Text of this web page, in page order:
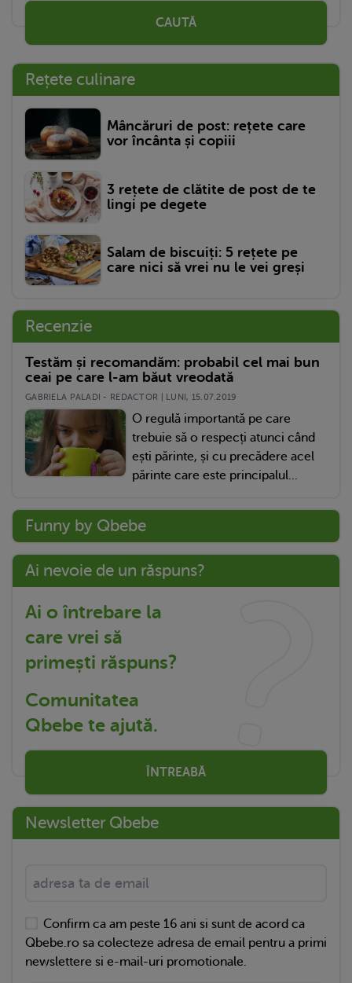
CAUTĂ
Rețete culinare
Mâncăruri de post: rețete care
vor încânta și copiii
3 rețete de clătite de post de te
lingi pe degete
Salam de biscuiți: 5 rețete pe
care nici să vrei nu le vei greși
Recenzie
Testăm și recomandăm: probabil cel mai bun
ceai pe care l-am băut vreodată
GABRIELA PALADI - REDACTOR | LUNI, 15.07.2019
O regulă importantă pe care
trebuie să o respecți atunci când
ești părinte, și cu precădere acel
părinte care este principalul...
Funny by Qbebe
Ai nevoie de un răspuns?
Ai o întrebare la
care vrei să
primești răspuns?
Comunitatea
Qbebe te ajută.
ÎNTREABĂ
Newsletter Qbebe
Confirm ca am peste 16 ani si sunt de acord ca
Qbebe.ro sa colecteze adresa de email pentru a primi
newslettere si e-mail-uri promotionale.